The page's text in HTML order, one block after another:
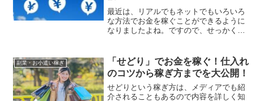
遣い稼ぎとしてはまだまだ人...
副業・お小遣い稼ぎ
派遣社員のネット活用術！お小遣
いを稼ぐ3つの方法とは！？
ては、パソコンやスマホを使ってネット
でお小遣い稼ぎができるのは何よりも心
強い味方になります。少し前までは、給
料が足りないとバイトやパートなどを掛
け持ちといったキツイ労働...